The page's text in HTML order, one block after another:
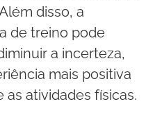
disso, a
de treino pode
a incerteza,
mais positiva
atividades físicas.